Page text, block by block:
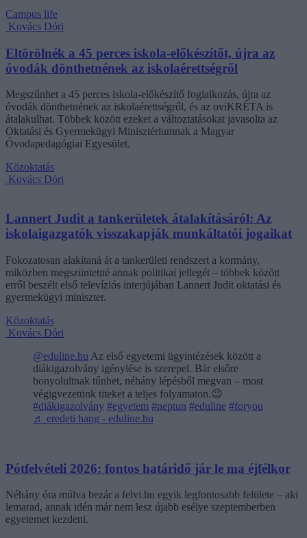
Campus life
Kovács Dóri
Eltörölnék a 45 perces iskola-előkészítőt, újra az
óvodák dönthetnének az iskolaérettségről
Megszűnhet a 45 perces iskola-előkészítő foglalkozás, újra az
óvodák dönthetnének az iskolaérettségről, és az oviKRÉTA is
átalakulhat. Többek között ezeket a változtatásokat javasolta az
Oktatási és Gyermekügyi Minisztériumnak a Magyar
Óvodapedagógiai Egyesület.
Közoktatás
Kovács Dóri
Lannert Judit a tankerületek átalakításáról: Az
iskolaigazgatók visszakapják munkáltatói jogaikat
Fokozatosan alakítaná át a tankerületi rendszert a kormány,
miközben megszüntetné annak politikai jellegét – többek között
erről beszélt első televíziós interjújában Lannert Judit oktatási és
gyermekügyi miniszter.
Közoktatás
Kovács Dóri
@eduline.hu Az első egyetemi ügyintézések között a
diákigazolvány igénylése is szerepel. Bár elsőre
bonyolultnak tűnhet, néhány lépésből megvan – most
végigvezetünk titeket a teljes folyamaton.😉
#diákigazolvány #egyetem #neptun #eduline #foryou
♬ eredeti hang - eduline.hu
Pótfelvételi 2026: fontos határidő jár le ma éjfélkor
Néhány óra múlva bezár a felvi.hu egyik legfontosabb felülete – aki
lemarad, annak idén már nem lesz újabb esélye szeptemberben
egyetemet kezdeni.